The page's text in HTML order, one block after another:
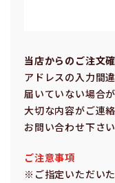
当店からのご注⽂
アドレスの⼊⼒間
届いていない場合が
⼤切な内容がご連
お問い合わせ下さい
ご注意事項
※ご指定いただい